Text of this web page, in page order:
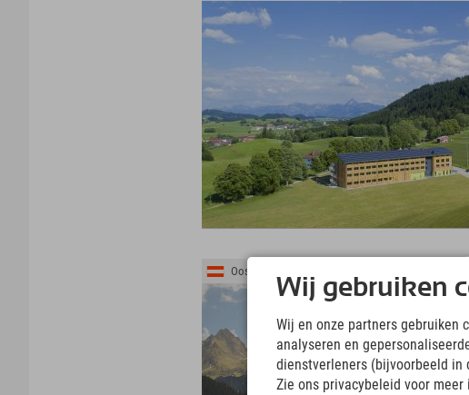
Oostenrijk › Montafon › Gaschurn
Wij gebruiken
Wij en onze partners gebruiken
analyseren en
dienstverleners (bijvoorbeeld in
Zie ons privacybeleid voor